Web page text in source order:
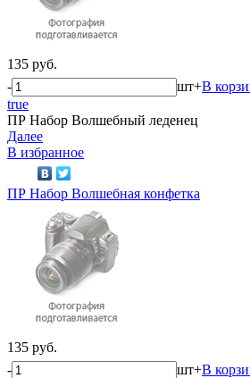
135 руб.
-
шт+В
true
ПР Набор Волшебный леденец
Далее
В избранное
ПР Набор Волшебная конфетка
135 руб.
-
шт+В